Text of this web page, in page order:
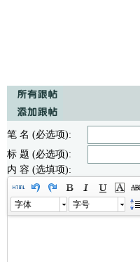
笔 名 (必选项):
标 题 (必选项):
内 容 (选填项):
字体 字号